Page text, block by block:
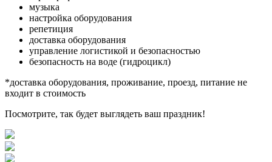
музыка
настройка оборудования
репетиция
доставка оборудования
управление логистикой и безопасностью
безопасность на воде (гидроцикл)
*доставка оборудования, проживание, проезд, питание не
входит в стоимость
Посмотрите, так будет выглядеть ваш праздник!